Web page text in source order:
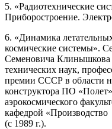
5. «Радиотехнические
Приборостроение.
6. «Динамика
космические системы».
Семеновича Клинышкова
технических наук,
премии СССР в области
конструктора ПО
аэрокосмического
кафедрой
(с 1989 г.).